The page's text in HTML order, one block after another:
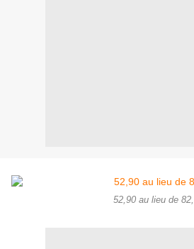
52,90 au lieu de